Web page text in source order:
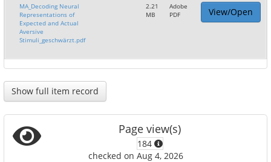
MA_Decoding Neural
Representations of
Expected and Actual
Aversive
Stimuli_geschwärzt.pdf
2.21
MB
Adobe
PDF
View/Open
Show full item record
Page view(s)
184
checked on Aug 4, 2026